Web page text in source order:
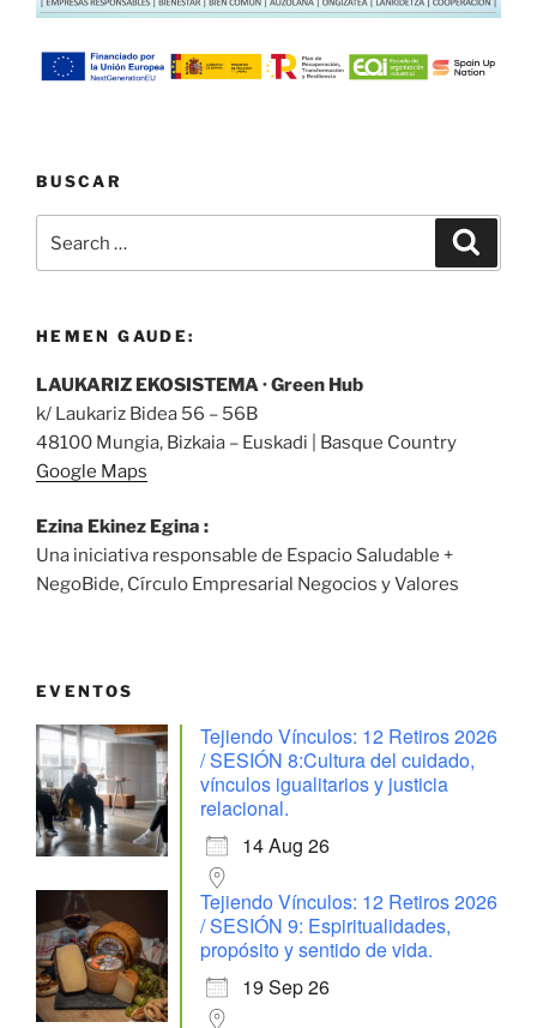
BUSCAR
HEMEN GAUDE:
LAUKARIZ EKOSISTEMA · Green Hub
k/ Laukariz Bidea 56 – 56B
48100 Mungia, Bizkaia – Euskadi | Basque Country
Google Maps
Ezina Ekinez Egina :
Una iniciativa responsable de Espacio Saludable +
NegoBide, Círculo Empresarial Negocios y Valores
EVENTOS
Tejiendo Vínculos: 12 Retiros 2026
/ SESIÓN 8:Cultura del cuidado,
vínculos igualitarios y justicia
relacional.
14 Aug 26
Tejiendo Vínculos: 12 Retiros 2026
/ SESIÓN 9: Espiritualidades,
propósito y sentido de vida.
19 Sep 26